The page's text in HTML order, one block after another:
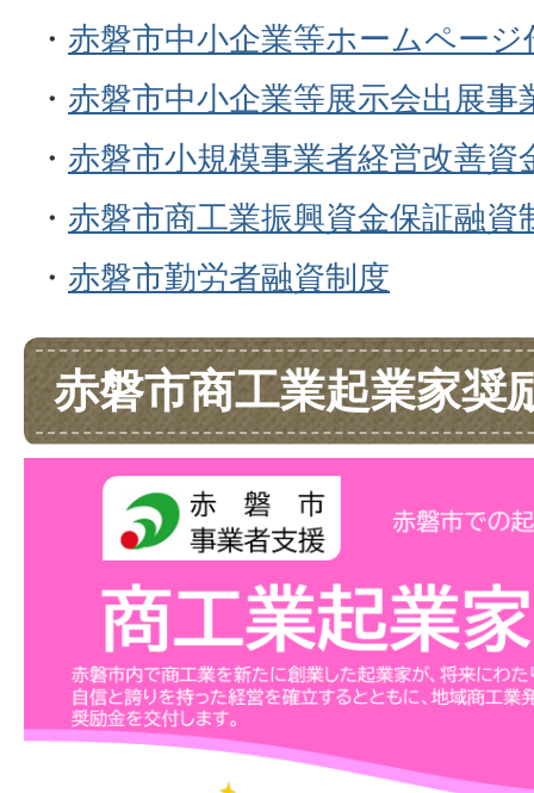
・ 赤磐市中小企業等ホームペー
・ 赤磐市中小企業等展示会出展事
・ 赤磐市小規模事業者経営改善資
・ 赤磐市商工業振興資金保証融資
・ 赤磐市勤労者融資制度
赤磐市商工業起業家奨